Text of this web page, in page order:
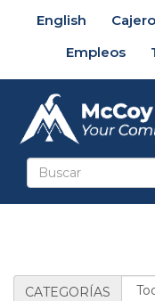
English
Empleos
Categoría
CATEGORÍAS